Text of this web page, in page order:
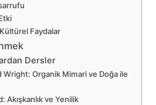
Faydalar
Dersler
Wright: Organik Mimari ve Doğa ile
Akışkanlık ve Yenilik